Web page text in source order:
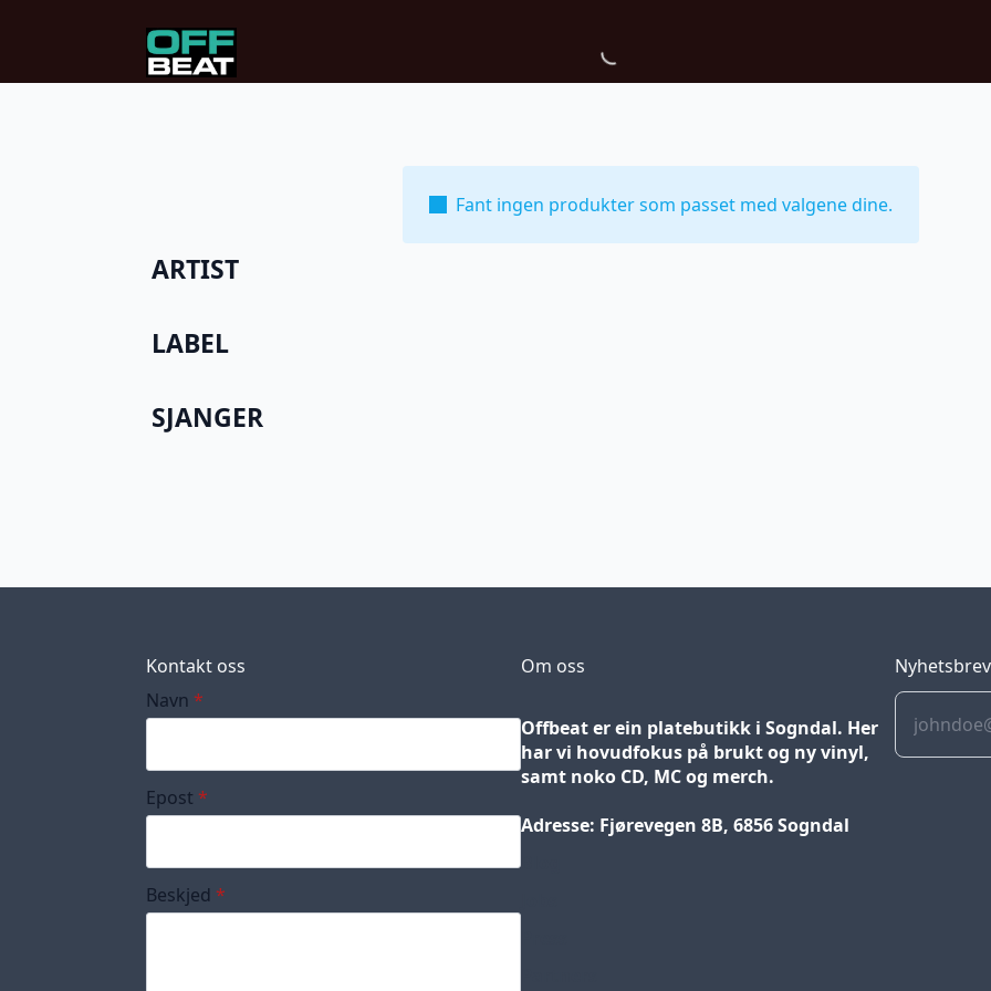
ARTIST
LABEL
SJANGER
Fant ingen produkter som passet med valgene dine.
Kontakt oss
Navn *
Epost *
Beskjed *
Om oss
Offbeat er ein platebutikk i Sogndal. Her
har vi hovudfokus på brukt og ny vinyl,
samt noko CD, MC og merch.
Adresse: Fjørevegen 8B, 6856 Sogndal
Blog
Nyhetsbrev